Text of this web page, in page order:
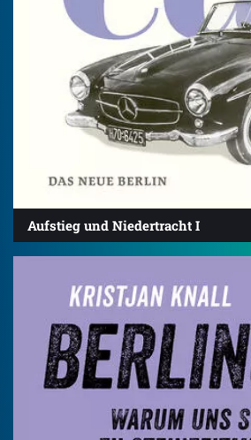
Aufstieg und Niedertracht I